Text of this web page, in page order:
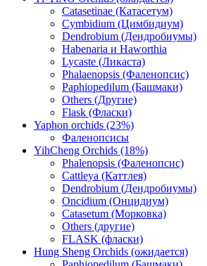
Catasetinae (Катасетум)
Cymbidium (Цимбидиум)
Dendrobium (Дендробиумы)
Habenaria и Haworthia
Lycaste (Ликаста)
Phalaenopsis (Фаленопсис)
Paphiopedilum (Башмаки)
Others (Другие)
Flask (Фласки)
Yaphon orchids (23%)
Фаленопсисы
YihCheng Orchids (18%)
Phalenopsis (Фаленопсис)
Cattleya (Каттлея)
Dendrobium (Дендробиумы)
Oncidium (Онцидиум)
Catasetum (Морковка)
Others (другие)
FLASK (фласки)
Hung Sheng Orchids (ожидается)